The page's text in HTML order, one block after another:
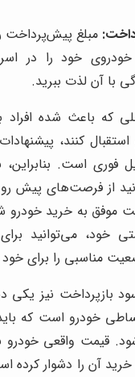
مبلغ پیش‌پرداخت
خودروی خود را در
با آن لذت ببرید.
که باعث شده افراد
کنند،
فوری است. بنابراین،
از فرصت‌های پیش
موفق به خرید خودرو
خود، می‌توانید
مناسبی را برای خود
بازپرداخت نیز یکی
خودرو است که
شود. قیمت واقعی
آن را دشوار کرده